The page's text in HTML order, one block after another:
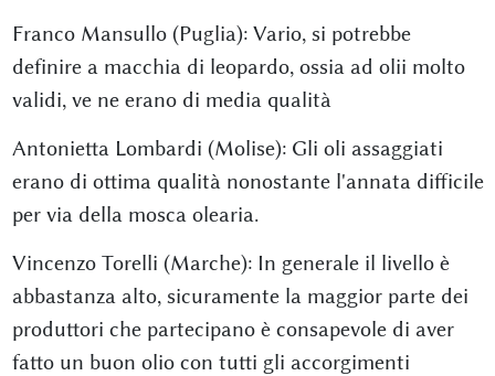
Franco Mansullo (Puglia): Vario, si potrebbe
definire a macchia di leopardo, ossia ad olii molto
validi, ve ne erano di media qualità
Antonietta Lombardi (Molise): Gli oli assaggiati
erano di ottima qualità nonostante l'annata difficile
per via della mosca olearia.
Vincenzo Torelli (Marche): In generale il livello è
abbastanza alto, sicuramente la maggior parte dei
produttori che partecipano è consapevole di aver
fatto un buon olio con tutti gli accorgimenti